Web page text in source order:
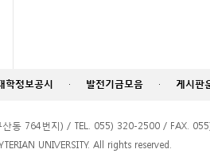
학정보공시 · 발전기금모음 · 게시판
동 764번지) / TEL. 055) 320-2500 / FAX.
UNIVERSITY. All rights reserved.